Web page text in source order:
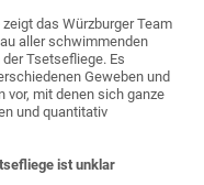
das Würzburger Team
aller schwimmenden
Tsetsefliege. Es
Geweben und
vor, mit denen sich ganze
und quantitativ
ist unklar